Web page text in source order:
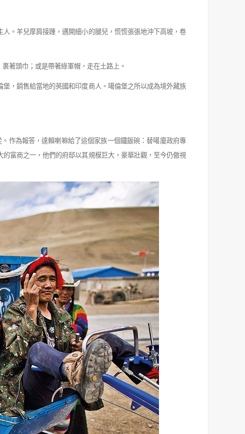
人。羊兒摩肩接踵，邁開細小的腿兒，慌慌張張地沖下高坡，卷
著頭巾；或是帶著綠軍帽，走在土路上。
堡，銷售給當地的英國和印度商人。噶倫堡之所以成為境外藏族
作為報答，達賴喇嘛給了這個家族一個鐵飯碗：替噶廈政府專
的富商之一，他們的府邸以其規模巨大，豪華壯觀，至今仍傲視